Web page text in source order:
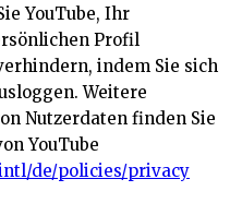
YouTube, Ihr
Profil
indem Sie sich
Weitere
Nutzerdaten finden Sie
YouTube
de/policies/privacy